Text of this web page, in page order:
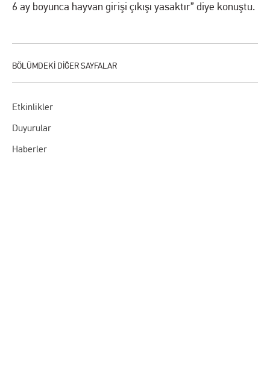
Etkinlikler
Duyurular
Haberler
6 ay boyunca hayvan girişi çıkışı yasaktır” diye konuştu.